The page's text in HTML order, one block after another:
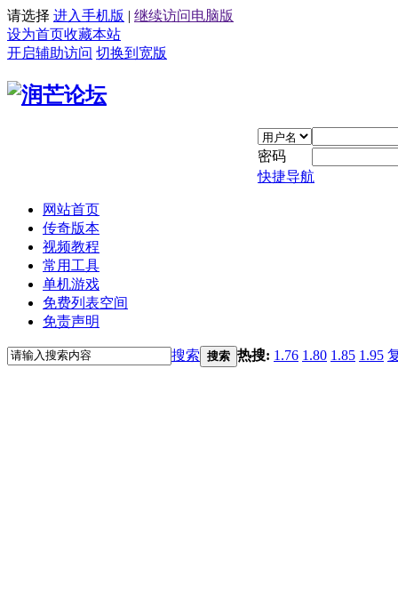
请选择 进入手机版 | 继续访问电脑版
设为首页收藏本站
开启辅助访问 切换到宽版
密码
快捷导航
网站首页
传奇版本
视频教程
常用工具
单机游戏
免费列表空间
免责声明
搜索 搜索 热搜: 1.76 1.80 1.85 1.95